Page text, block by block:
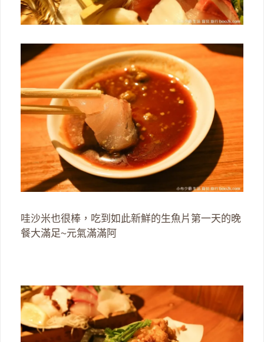
哇沙米也很棒，吃到如此新鮮的生魚片第一天的晚
餐大滿足~元氣滿滿阿